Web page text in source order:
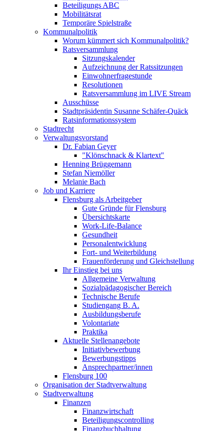
Beteiligungs ABC
Mobilitätsrat
Temporäre Spielstraße
Kommunalpolitik
Worum kümmert sich Kommunalpolitik?
Ratsversammlung
Sitzungskalender
Aufzeichnung der Ratssitzungen
Einwohnerfragestunde
Resolutionen
Ratsversammlung im LIVE Stream
Ausschüsse
Stadtpräsidentin Susanne Schäfer-Quäck
Ratsinformationssystem
Stadtrecht
Verwaltungsvorstand
Dr. Fabian Geyer
"Klönschnack & Klartext"
Henning Brüggemann
Stefan Niemöller
Melanie Bach
Job und Karriere
Flensburg als Arbeitgeber
Gute Gründe für Flensburg
Übersichtskarte
Work-Life-Balance
Gesundheit
Personalentwicklung
Fort- und Weiterbildung
Frauenförderung und Gleichstellung
Ihr Einstieg bei uns
Allgemeine Verwaltung
Sozialpädagogischer Bereich
Technische Berufe
Studiengang B. A.
Ausbildungsberufe
Volontariate
Praktika
Aktuelle Stellenangebote
Initiativbewerbung
Bewerbungstipps
Ansprechpartner/innen
Flensburg 100
Organisation der Stadtverwaltung
Stadtverwaltung
Finanzen
Finanzwirtschaft
Beteiligungscontrolling
Finanzbuchhaltung